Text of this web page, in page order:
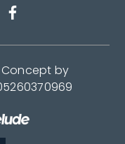
Concept by